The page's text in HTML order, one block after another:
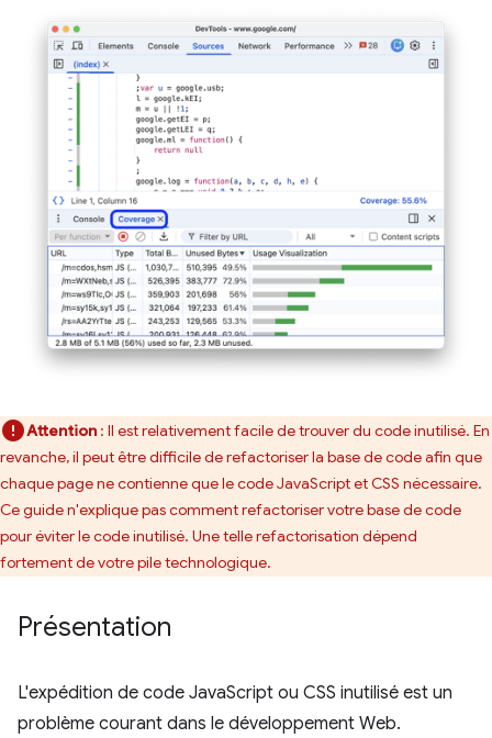
Attention : Il est relativement facile de trouver du code inutilisé. En
revanche, il peut être difficile de refactoriser la base de code afin que
chaque page ne contienne que le code JavaScript et CSS nécessaire.
Ce guide n'explique pas comment refactoriser votre base de code
pour éviter le code inutilisé. Une telle refactorisation dépend
fortement de votre pile technologique.
Présentation
L'expédition de code JavaScript ou CSS inutilisé est un
problème courant dans le développement Web.